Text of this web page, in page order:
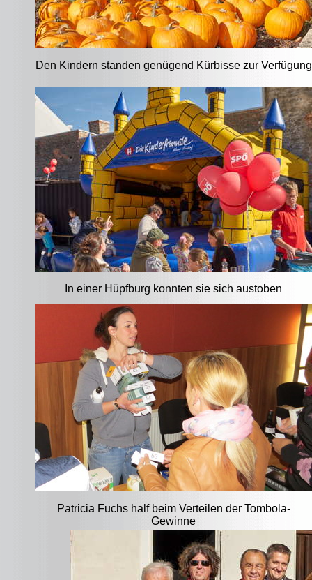
Den Kindern standen genügend Kürbisse zur Verfügung
In einer Hüpfburg konnten sie sich austoben
Patricia Fuchs half beim Verteilen der Tombola-
Gewinne